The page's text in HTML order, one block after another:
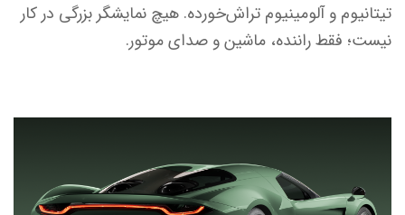
تیتانیوم و آلومینیوم تراش‌خورده. هیچ نمایشگر بزرگی در کار
نیست؛ فقط راننده، ماشین و صدای موتور.